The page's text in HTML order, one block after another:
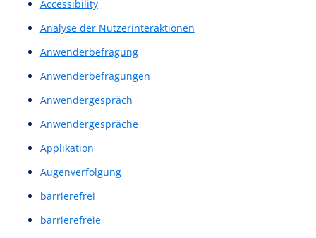
Workshops & Schulungen
All
A/B Test
A/B Testing
A/B-Test